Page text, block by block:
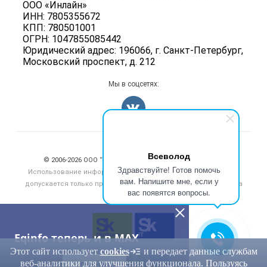
Всеволод
Здравствуйте! Готов помочь
вам. Напишите мне, если у
вас появятся вопросы.
Eqinfo теперь и в MAX
ПЕРЕЙТИ
ООО «Инлайн»
ИНН: 7805355672
КПП: 780501001
ОГРН: 1047855085442
Юридический адрес: 196066, г. Санкт-Петербург,
Московский проспект, д. 212
Информация о компаниях
Добавить объявление
Карта объявлений
Мы в соцсетях:
© 2006‑2026 ООО “Инлайн”. 12+ Все права защищены.
Использование информации, размещенной на данном сайте,
допускается только при размещении активной гиперссылки на
eqinfo.ru
Этот сайт использует cookies
и передает данные службам
веб-аналитики для улучшения функционала. Пользуясь